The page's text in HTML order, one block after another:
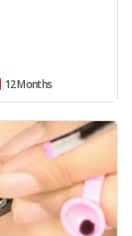
12 Months